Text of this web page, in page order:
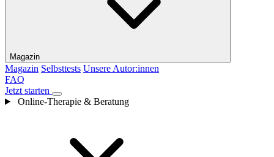
Magazin
Magazin Selbsttests Unsere Autor:innen
FAQ
Jetzt starten
Online-Therapie & Beratung